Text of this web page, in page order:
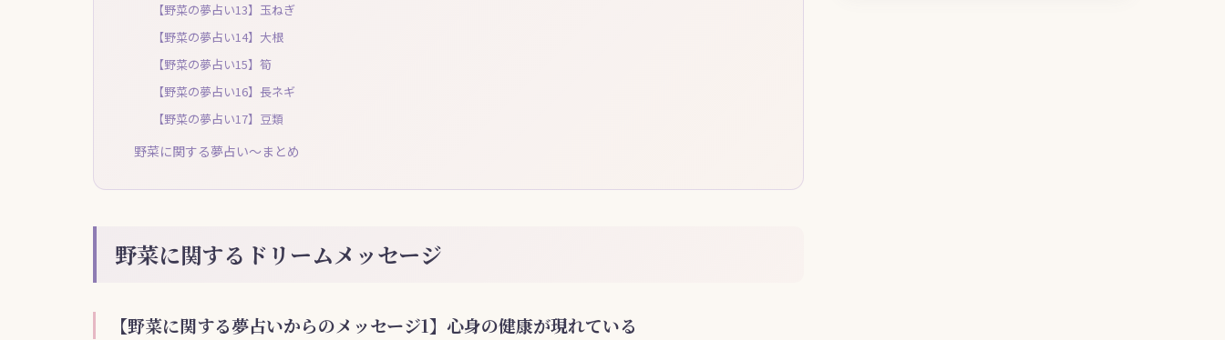
【野菜の夢占い13】玉ねぎ
【野菜の夢占い14】大根
【野菜の夢占い15】筍
【野菜の夢占い16】長ネギ
【野菜の夢占い17】豆類
野菜に関する夢占い～まとめ
野菜に関するドリームメッセージ
【野菜に関する夢占いからのメッセージ1】心身の健康が現れている